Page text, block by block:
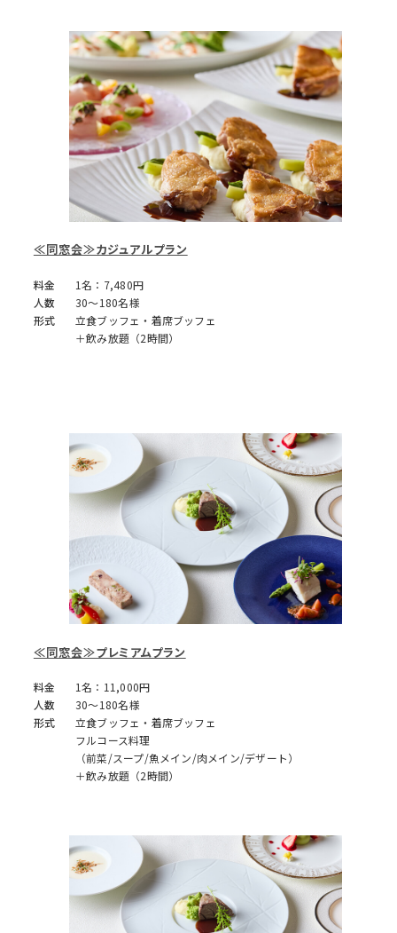
≪同窓会≫カジュアルプラン
料金
1名：7,480円
人数
30～180名様
形式
立食ブッフェ・着席ブッフェ
＋飲み放題（2時間）
≪同窓会≫プレミアムプラン
料金
1名：11,000円
人数
30～180名様
形式
立食ブッフェ・着席ブッフェ
フルコース料理
（前菜/スープ/魚メイン/肉メイン/デザート）
＋飲み放題（2時間）